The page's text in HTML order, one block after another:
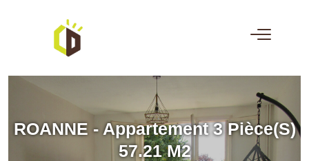
ROANNE - Appartement 3 Pièce(s)
57.21 M2